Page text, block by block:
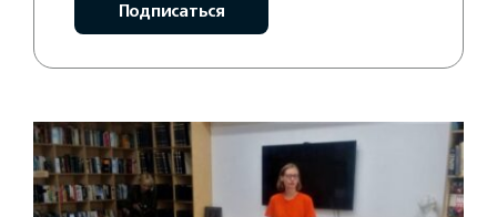
Подписаться